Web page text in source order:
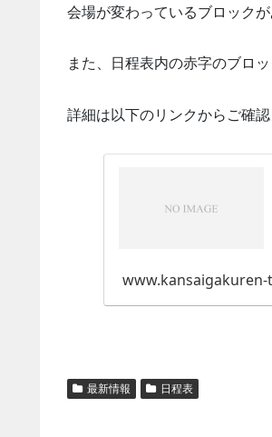
会場が変わっているブロック
また、日程表内の赤字のブロ
詳細は以下のリンクからご確認
最新情報 日程表